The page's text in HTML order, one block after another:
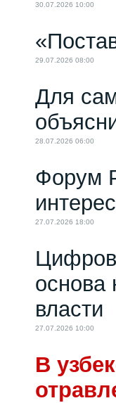
30.07.2026 10:00
29.07.2026 08:00
Для
28.07.2026 06:00
Форум
27.07.2026 18:00
основа
власти
27.07.2026 10:00
В